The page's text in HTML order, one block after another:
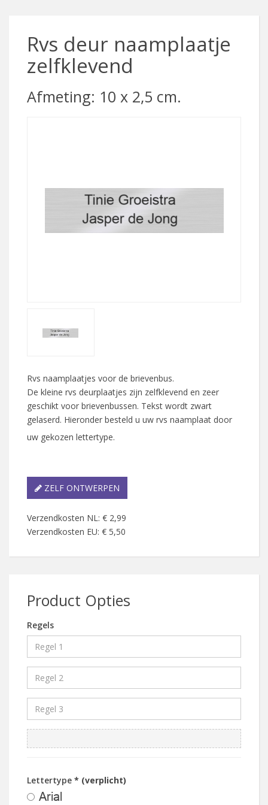
Rvs deur naamplaatje
zelfklevend
Afmeting: 10 x 2,5 cm.
Rvs naamplaatjes voor de brievenbus.
De kleine rvs deurplaatjes zijn zelfklevend en zeer
geschikt voor brievenbussen. Tekst wordt zwart
gelaserd. Hieronder besteld u uw rvs naamplaat door
uw gekozen lettertype.
ZELF ONTWERPEN
Verzendkosten NL: € 2,99
Verzendkosten EU: € 5,50
Product Opties
Regels
Lettertype * (verplicht)
Arial